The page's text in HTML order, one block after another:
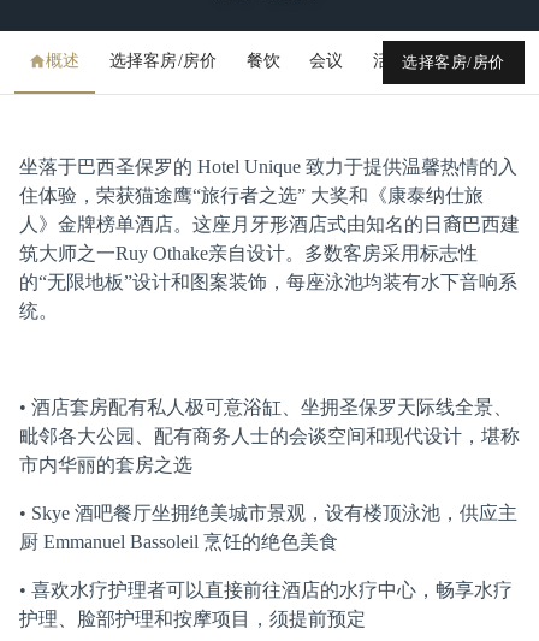
概述 选择客房/房价 餐饮 会议 活动 媒体库
选择客房/房价
坐落于巴西圣保罗的 Hotel Unique 致力于提供温馨热情的入
住体验，荣获猫途鹰“旅行者之选” 大奖和《康泰纳仕旅
人》金牌榜单酒店。这座月牙形酒店式由知名的日裔巴西建
筑大师之一Ruy Othake亲自设计。多数客房采用标志性
的“无限地板”设计和图案装饰，每座泳池均装有水下音响系
统。
• 酒店套房配有私人极可意浴缸、坐拥圣保罗天际线全景、
毗邻各大公园、配有商务人士的会谈空间和现代设计，堪称
市内华丽的套房之选
• Skye 酒吧餐厅坐拥绝美城市景观，设有楼顶泳池，供应主
厨 Emmanuel Bassoleil 烹饪的绝色美食
• 喜欢水疗护理者可以直接前往酒店的水疗中心，畅享水疗
护理、脸部护理和按摩项目，须提前预定